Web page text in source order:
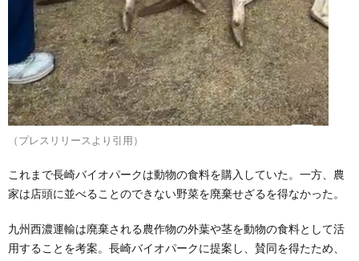
（プレスリリースより引用）
これまで長崎バイオパークは動物の食料を購入していた。一方、農
家は店頭に並べることのできない野菜を廃棄せざるを得なかった。
九州西濃運輸は廃棄される農作物の外葉や茎を動物の食料として活
用することを考案。長崎バイオパークに提案し、賛同を得たため、